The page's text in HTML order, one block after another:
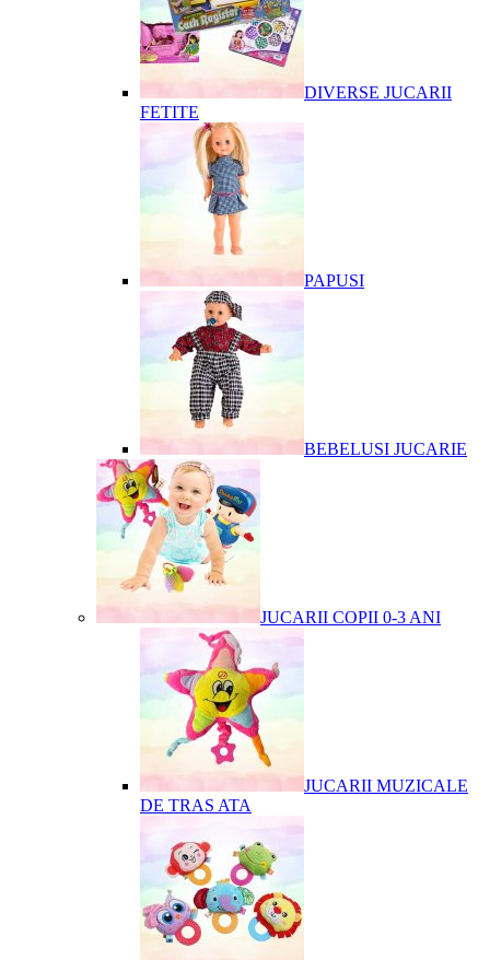
DIVERSE JUCARII
FETITE
PAPUSI
BEBELUSI JUCARIE
JUCARII COPII 0-3 ANI
JUCARII MUZICALE
DE TRAS ATA